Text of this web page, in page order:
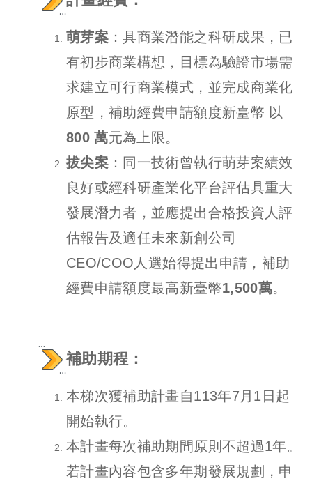
萌芽案 ：具商業潛能之科研成果，已
有初步商業構想，目標為驗證市場需
求建立可行商業模式，並完成商業化
原型，補助經費申請額度新臺幣 以
800 萬元為上限。
拔尖案 ：同一技術曾執行萌芽案績效
良好或經科研產業化平台評估具重大
發展潛力者，並應提出合格投資人評
估報告及適任未來新創公司
CEO/COO人選始得提出申請，補助
經費申請額度最高新臺幣1,500萬。
補助期程 ：
本梯次獲補助計畫自113年7月1日起
開始執行。
本計畫每次補助期間原則不超過1年。
若計畫內容包含多年期發展規劃，申